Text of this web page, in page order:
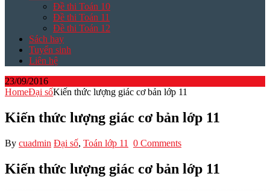
Đề thi Toán 10
Đề thi Toán 11
Đề thi Toán 12
Sách hay
Tuyển sinh
Liên hệ
23/09/2016
HomeĐại sốKiến thức lượng giác cơ bản lớp 11
Kiến thức lượng giác cơ bản lớp 11
By cuadmin Đại số, Toán lớp 11 0 Comments
Kiến thức lượng giác cơ bản lớp 11